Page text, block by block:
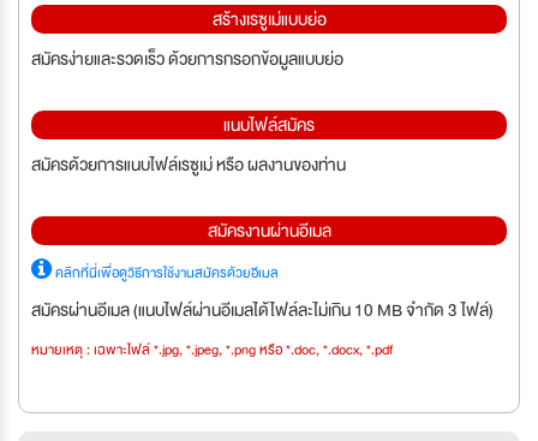
สร้างเรซูเม่แบบย่อ
สมัครง่ายและรวดเร็ว ด้วยการกรอกข้อมูลแบบย่อ
แนบไฟล์สมัคร
สมัครด้วยการแนบไฟล์เรซูเม่ หรือ ผลงานของท่าน
สมัครงานผ่านอีเมล
คลิกที่นี่เพื่อดูวิธีการใช้งานสมัครด้วยอีเมล
สมัครผ่านอีเมล (แนบไฟล์ผ่านอีเมลได้ไฟล์ละไม่เกิน 10 MB จำกัด 3 ไฟล์)
หมายเหตุ : เฉพาะไฟล์ *.jpg, *.jpeg, *.png หรือ *.doc, *.docx, *.pdf